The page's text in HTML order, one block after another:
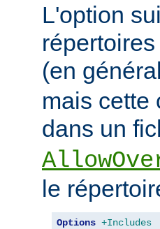
L'option
(en
mais cette
dans un
le
Options +Includes